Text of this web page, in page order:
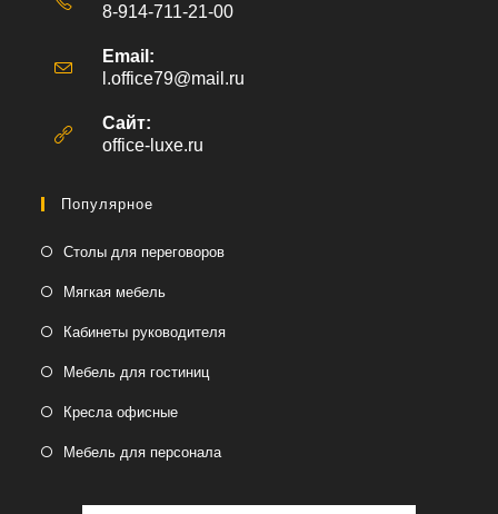
8-914-711-21-00
Email:
l.office79@mail.ru
Сайт:
office-luxe.ru
Популярное
Столы для переговоров
Мягкая мебель
Кабинеты руководителя
Мебель для гостиниц
Кресла офисные
Мебель для персонала